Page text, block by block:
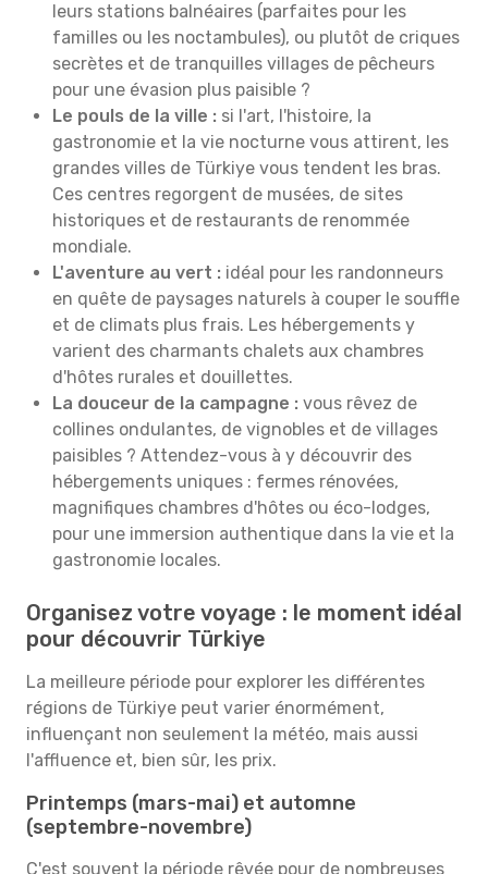
leurs stations balnéaires (parfaites pour les
familles ou les noctambules), ou plutôt de criques
secrètes et de tranquilles villages de pêcheurs
pour une évasion plus paisible ?
Le pouls de la ville : si l'art, l'histoire, la
gastronomie et la vie nocturne vous attirent, les
grandes villes de Türkiye vous tendent les bras.
Ces centres regorgent de musées, de sites
historiques et de restaurants de renommée
mondiale.
L'aventure au vert : idéal pour les randonneurs
en quête de paysages naturels à couper le souffle
et de climats plus frais. Les hébergements y
varient des charmants chalets aux chambres
d'hôtes rurales et douillettes.
La douceur de la campagne : vous rêvez de
collines ondulantes, de vignobles et de villages
paisibles ? Attendez-vous à y découvrir des
hébergements uniques : fermes rénovées,
magnifiques chambres d'hôtes ou éco-lodges,
pour une immersion authentique dans la vie et la
gastronomie locales.
Organisez votre voyage : le moment idéal
pour découvrir Türkiye
La meilleure période pour explorer les différentes
régions de Türkiye peut varier énormément,
influençant non seulement la météo, mais aussi
l'affluence et, bien sûr, les prix.
Printemps (mars-mai) et automne
(septembre-novembre)
C'est souvent la période rêvée pour de nombreuses